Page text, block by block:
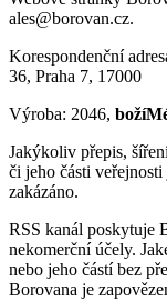
ales@borovan.cz.
Korespondenční
36, Praha 7, 17000
Výroba: 2046,
Jakýkoliv přepis,
či jeho části
zakázáno.
RSS kanál poskytuje
nekomerční účely.
nebo jeho částí bez
Borovana je